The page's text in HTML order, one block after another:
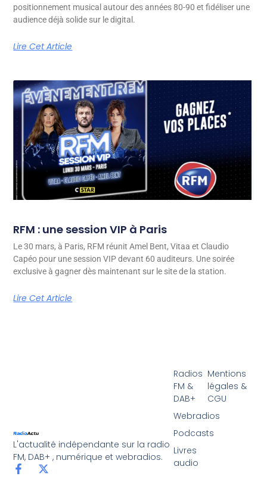
positionnement musical autour des années 80-90 et fidéliser une
audience déjà solide sur le digital.
Lire Cet Article
RFM : une session VIP à Paris
Le 30 mars, à Paris, RFM réunit Amel Bent, Vitaa et Claudio
Capéo pour une session VIP devant 60 auditeurs. Une soirée
exclusive à gagner dès maintenant sur le site de la station.
Lire Cet Article
L'actualité indépendante sur la radio
FM, DAB+ , numérique et webradios.
Radios
FM &
DAB+
Webradios
Podcasts
Livres
audio
Mentions
légales &
CGU